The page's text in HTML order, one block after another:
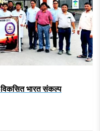
भारत संकल्प